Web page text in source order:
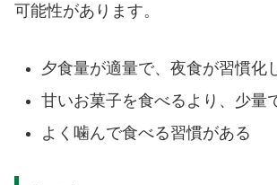
可能性があります。
夕食量が適量で、夜食が習慣化
甘いお菓子を食べるより、少量
よく噛んで食べる習慣がある